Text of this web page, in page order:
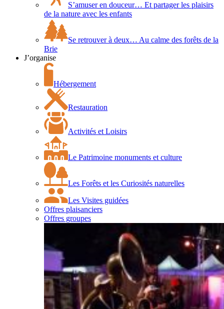
S’amuser en douceur… Et partager les plaisirs
de la nature avec les enfants
Se retrouver à deux… Au calme des forêts de la
Brie
J’organise
Hébergement
Restauration
Activités et Loisirs
Le Patrimoine monuments et culture
Les Forêts et les Curiosités naturelles
Les Visites guidées
Offres plaisanciers
Offres groupes